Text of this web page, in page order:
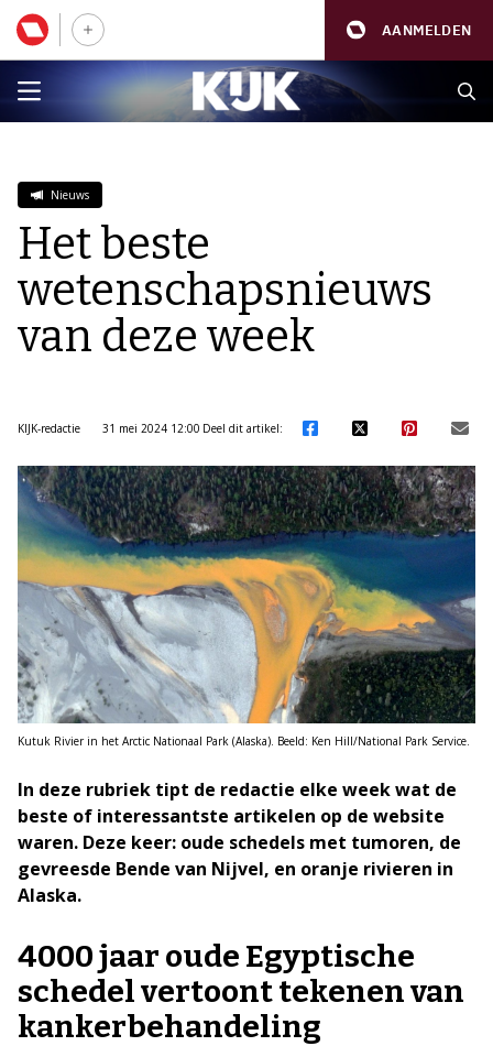
AANMELDEN
Nieuws
Het beste
wetenschapsnieuws
van deze week
KIJK-redactie 31 mei 2024 12:00 Deel dit artikel:
Kutuk Rivier in het Arctic Nationaal Park (Alaska). Beeld: Ken Hill/National Park Service.
In deze rubriek tipt de redactie elke week wat de
beste of interessantste artikelen op de website
waren. Deze keer: oude schedels met tumoren, de
gevreesde Bende van Nijvel, en oranje rivieren in
Alaska.
4000 jaar oude Egyptische
schedel vertoont tekenen van
kankerbehandeling